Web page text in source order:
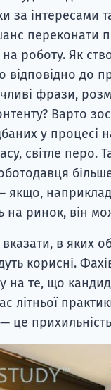
за інтересами
переконати
роботу. Як
відповідно до
фрази,
Варто
у процесі
світле перо.
якщо,
на ринок, він
в яких
корисні.
на те, що
літньої
це